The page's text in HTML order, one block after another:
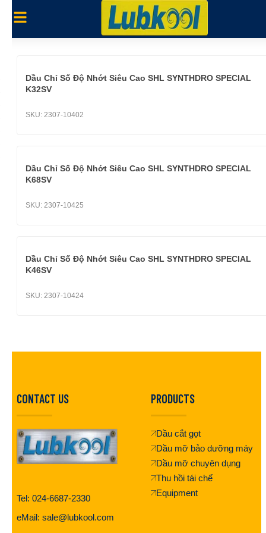
Dầu Chỉ Số Độ Nhớt Siêu Cao SHL SYNTHDRO SPECIAL
K32SV
SKU: 2307-10402
Dầu Chỉ Số Độ Nhớt Siêu Cao SHL SYNTHDRO SPECIAL
K68SV
SKU: 2307-10425
Dầu Chỉ Số Độ Nhớt Siêu Cao SHL SYNTHDRO SPECIAL
K46SV
SKU: 2307-10424
CONTACT US
Tel: 024-6687-2330
eMail: sale@lubkool.com
PRODUCTS
Dầu cắt gọt
Dầu mỡ bảo dưỡng máy
Dầu mỡ chuyên dụng
Thu hồi tái chế
Equipment